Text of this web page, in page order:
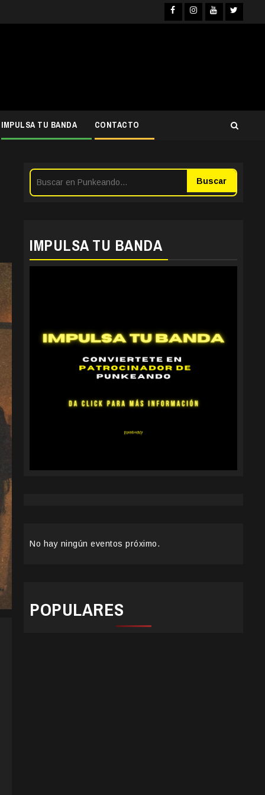
Facebook
Instagram
IMPULSA TU BANDA CONTACTO
Buscar
IMPULSA TU BANDA
No hay ningún eventos próximo.
POPULARES